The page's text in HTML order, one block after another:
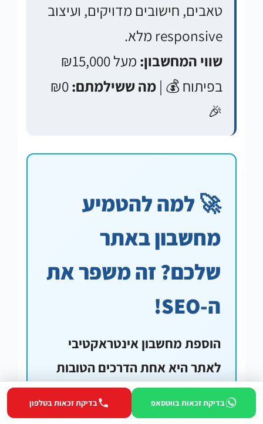
טאבים, חישובים מדויקים, ועיצוב
responsive מלא.
שווי המחשבון:
מעל ₪15,000
בפיתוח 💰 | מה ששילמתם:₪0
🎉
🚀 למה להטמיע
מחשבון באתר
שלכם? זה משפר את
ה-SEO!
הוספת מחשבון אינטראקטיבי
לאתר היא אחת הדרכים הטובות
ביותר לשפר את דירוג האתר
במנועי החיפוש!כשאתם מטמיעים
בדיקת זכאות בווטסאפ בדיקת זכאות בטלפון